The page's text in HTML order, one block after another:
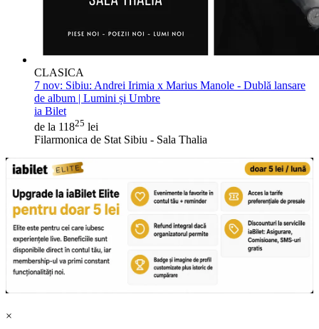
CLASICA
7 nov: Sibiu: Andrei Irimia x Marius Manole - Dublă lansare
de album | Lumini și Umbre
ia Bilet
de la 11825 lei
Filarmonica de Stat Sibiu - Sala Thalia
×